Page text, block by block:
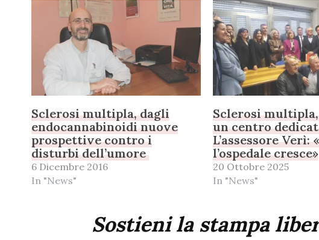
Sclerosi multipla, dagli
endocannabinoidi nuove
prospettive contro i
disturbi dell’umore
6 Dicembre 2016
In "News"
Sclerosi multipla,
un centro
L’assessore Verì:
l’ospedale cresce»
20 Ottobre 2025
In "News"
Sostieni la stampa